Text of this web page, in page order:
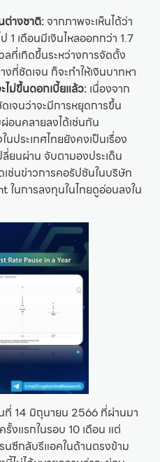
ต่างชาติ:จากภาพจะเห็นได้ว่า
1 เดือนมีเงินไหลออกกว่า 1.7
ที่เกิดขึ้นระหว่างการจัดตั้ง
ที่ชัดเจน ก็จะทำให้เงินบาทหา
ไม่ขึ้นดอกเบี้ยแล้ว: เนื่องจาก
เจนว่าจะมีการหยุดการขึ้น
อนคลายลงได้เช่นกัน
นประเทศไทยยังคงเป็นเรื่อง
ลี่ยนผ่าน จับตามองประเด็น
ช่นข่าวการคอรัปชันในบริษัท
ในการลงทุนในไทยดูอ่อนลงใน
ที่ 14 มิถุนายน 2566 ที่ผ่านมา
งแรกในรอบ 10 เดือน แต่
นซีกลับรีแอคในด้านตรงข้าม